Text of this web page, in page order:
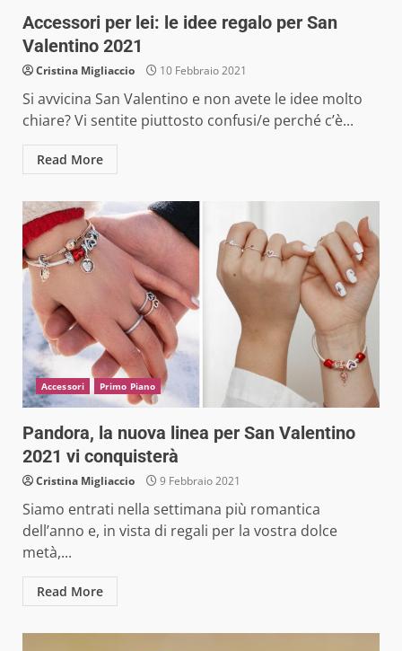
Accessori per lei: le idee regalo per San
Valentino 2021
Cristina Migliaccio 10 Febbraio 2021
Si avvicina San Valentino e non avete le idee molto
chiare? Vi sentite piuttosto confusi/e perché c’è...
Read More
Accessori Primo Piano
Pandora, la nuova linea per San Valentino
2021 vi conquisterà
Cristina Migliaccio 9 Febbraio 2021
Siamo entrati nella settimana più romantica
dell’anno e, in vista di regali per la vostra dolce
metà,...
Read More